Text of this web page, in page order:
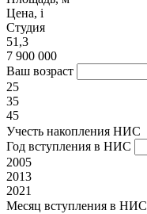
Цена, i
Студия
51,3
7 900 000
Ваш возраст
25
35
45
Учесть накопления НИС
Год вступления в НИС
2005
2013
2021
Месяц вступления в НИС